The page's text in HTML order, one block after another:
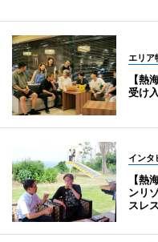
エリア
【熱
受け
インタ
【熱
ンリ
スレ